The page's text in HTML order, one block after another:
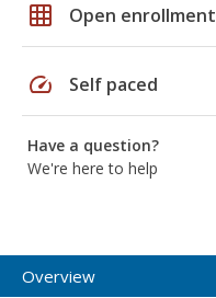
grid_on Open enrollment
speed Self paced
Have a question?
We're here to help
Overview